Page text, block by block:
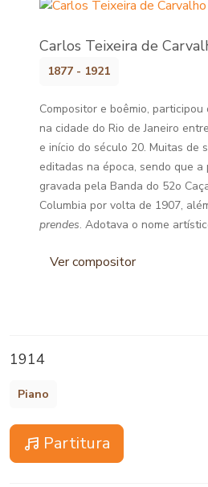
Carlos Teixeira de
1877 - 1921
Compositor e boêmio,
na cidade do Rio de Janeiro
e início do século 20. Muitas de
editadas na época, sendo que
gravada pela Banda do 52o
Columbia por volta de 1907,
prendes. Adotava o nome
Ver compositor
1914
Piano
Partitura